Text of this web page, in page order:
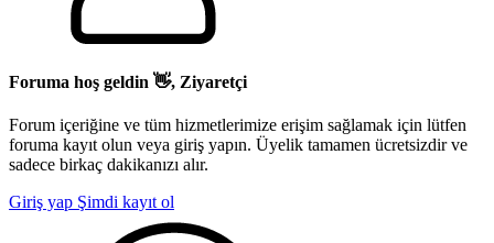
Foruma hoş geldin 👋, Ziyaretçi
Forum içeriğine ve tüm hizmetlerimize erişim sağlamak için lütfen
foruma kayıt olun veya giriş yapın. Üyelik tamamen ücretsizdir ve
sadece birkaç dakikanızı alır.
Giriş yap Şimdi kayıt ol